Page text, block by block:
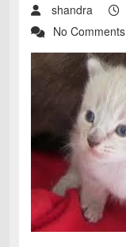
shandra
No Comments